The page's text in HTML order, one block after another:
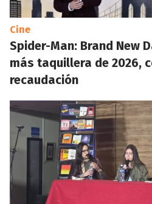
Cine
Spider-Man: Brand New
más taquillera de 2026,
recaudación